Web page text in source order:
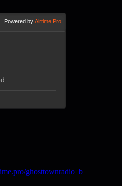
ghosttownradio_b